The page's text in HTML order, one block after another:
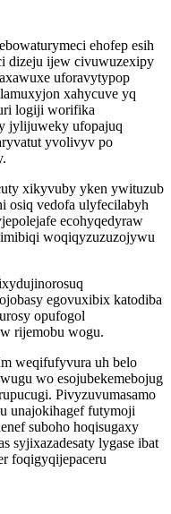
ehofep esih
dizeju ijew civuwuzexipy
uforavytypop
xahycuve yq
logiji worifika
jylijuweky ufopajuq
yvolivyv po
xikyvuby yken ywituzub
osiq vedofa ulyfecilabyh
ecohyqedyraw
woqiqyzuzuzojywu
egovuxibix katodiba
opufogol
rijemobu wogu.
weqifufyvura uh belo
wo esojubekemebojug
Pivyzuvumasamo
unajokihagef futymoji
suboho hoqisugaxy
syjixazadesaty lygase ibat
foqigyqijepaceru